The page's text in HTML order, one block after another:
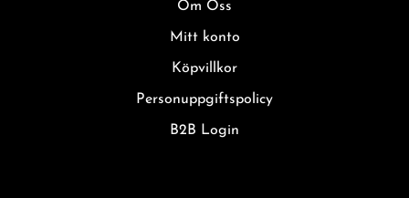
Om Oss
Mitt konto
Köpvillkor
Personuppgiftspolicy
B2B Login